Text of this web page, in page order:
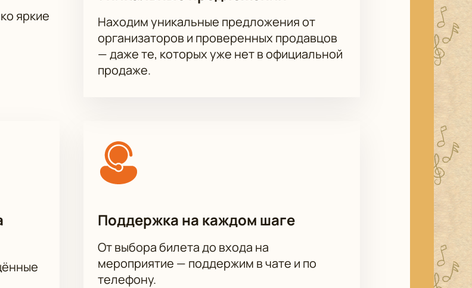
яркие
Находим уникальные предложения от
организаторов и проверенных продавцов
— даже те, которых уже нет в официальной
продаже.
Поддержка на каждом шаге
От выбора билета до входа на
мероприятие — поддержим в чате и по
телефону.